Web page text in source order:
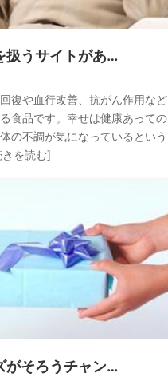
扱うサイトがあ…
復や血行改善、抗がん作用など
食品です。幸せは健康あっての
の不調が気になっているという
を読む]
がそろうチャン…